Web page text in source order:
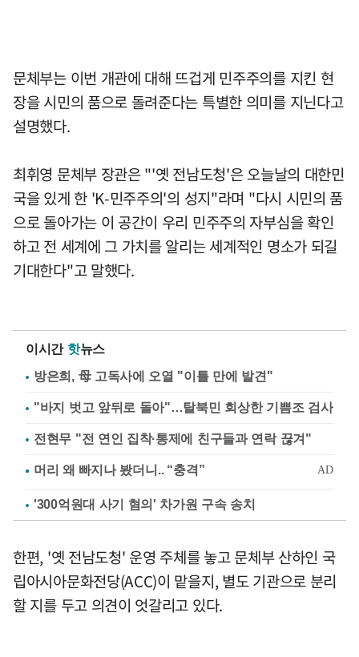
문체부는 이번 개관에 대해 뜨겁게 민주주의를 지킨 현
장을 시민의 품으로 돌려준다는 특별한 의미를 지닌다고
설명했다.
최휘영 문체부 장관은 "'옛 전남도청'은 오늘날의 대한민
국을 있게 한 'K-민주주의'의 성지"라며 "다시 시민의 품
으로 돌아가는 이 공간이 우리 민주주의 자부심을 확인
하고 전 세계에 그 가치를 알리는 세계적인 명소가 되길
기대한다"고 말했다.
이시간 핫뉴스
방은희, 母 고독사에 오열 "이틀 만에 발견"
"바지 벗고 앞뒤로 돌아"…탈북민 회상한 기쁨조 검사
전현무 "전 연인 집착·통제에 친구들과 연락 끊겨"
'300억원대 사기 혐의' 차가원 구속 송치
한편, '옛 전남도청' 운영 주체를 놓고 문체부 산하인 국
립아시아문화전당(ACC)이 맡을지, 별도 기관으로 분리
할 지를 두고 의견이 엇갈리고 있다.